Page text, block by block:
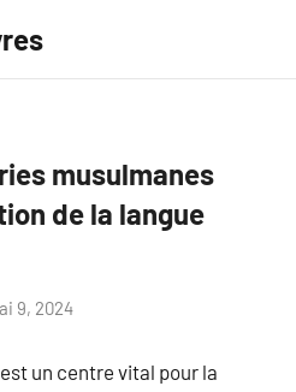
musulmanes
de la langue
9, 2024
un centre vital pour la